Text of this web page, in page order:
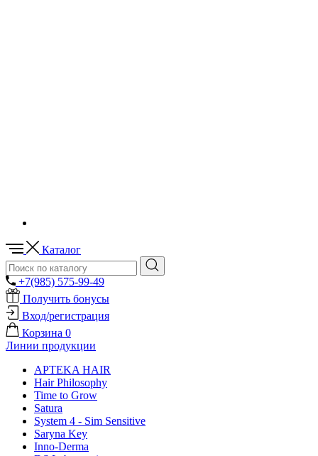
Каталог
+7(985) 575-99-49
Получить бонусы
Вход/регистрация
Корзина 0
Линии продукции
APTEKA HAIR
Hair Philosophy
Time to Grow
Satura
System 4 - Sim Sensitive
Saryna Key
Inno-Derma